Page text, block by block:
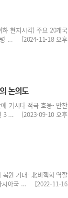
현지시각) 주요 20개국
령 ... [2024-11-18 오후
논의도
기시다 적극 호응- 만찬
3 ... [2023-09-10 오후
복원 기대- 北비핵화 역할
아시아국 ... [2022-11-16